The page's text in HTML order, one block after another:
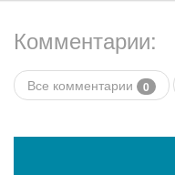
Комментарии:
Все комментарии 0